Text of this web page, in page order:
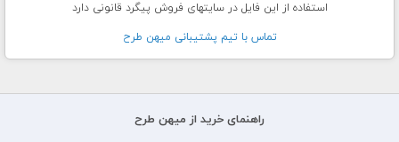
استفاده از این فایل در سایتهای فروش پیگرد قانونی دارد
تماس با تيم پشتيبانی ميهن طرح
راهنمای خرید از میهن طرح